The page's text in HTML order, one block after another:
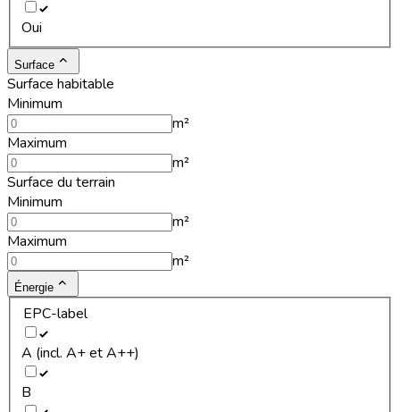
Oui
Surface
Surface habitable
Minimum
m²
Maximum
m²
Surface du terrain
Minimum
m²
Maximum
m²
Énergie
EPC-label
A (incl. A+ et A++)
B